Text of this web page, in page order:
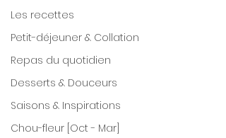
Les recettes
Petit-déjeuner & Collation
Repas du quotidien
Desserts & Douceurs
Saisons & Inspirations
Chou-fleur [Oct - Mar]